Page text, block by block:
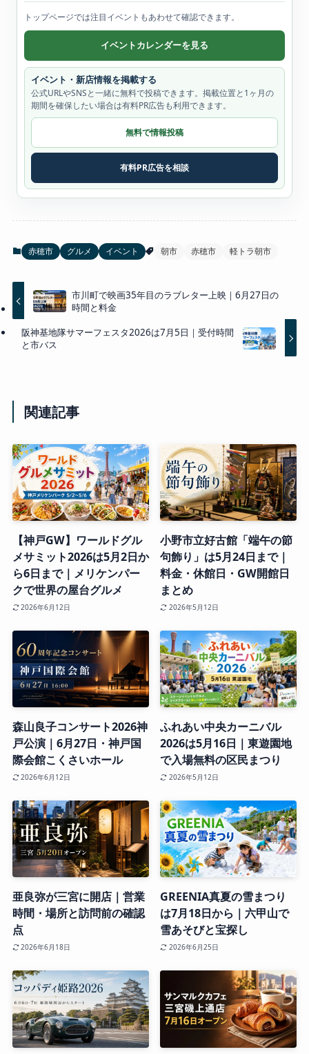
トップページでは注目イベントもあわせて確認できます。
イベントカレンダーを見る
イベント・新店情報を掲載する
公式URLやSNSと一緒に無料で投稿できます。掲載位置と1ヶ月の
期間を確保したい場合は有料PR広告も利用できます。
無料で情報投稿
有料PR広告を相談
赤穂市 グルメ イベント 朝市 赤穂市 軽トラ朝市
市川町で映画35年目のラブレター上映｜6月27日の
時間と料金
阪神基地隊サマーフェスタ2026は7月5日｜受付時間
と市バス
関連記事
【神戸GW】ワールドグル
メサミット2026は5月2日か
ら6日まで｜メリケンパー
クで世界の屋台グルメ
2026年6月12日
小野市立好古館「端午の節
句飾り」は5月24日まで｜
料金・休館日・GW開館日
まとめ
2026年5月12日
森山良子コンサート2026神
戸公演｜6月27日・神戸国
際会館こくさいホール
2026年6月12日
ふれあい中央カーニバル
2026は5月16日｜東遊園地
で入場無料の区民まつり
2026年5月12日
亜良弥が三宮に開店｜営業
時間・場所と訪問前の確認
点
2026年6月18日
GREENIA真夏の雪まつり
は7月18日から｜六甲山で
雪あそびと宝探し
2026年6月25日